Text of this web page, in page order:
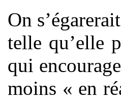
On
telle qu’elle
qui
moins « en